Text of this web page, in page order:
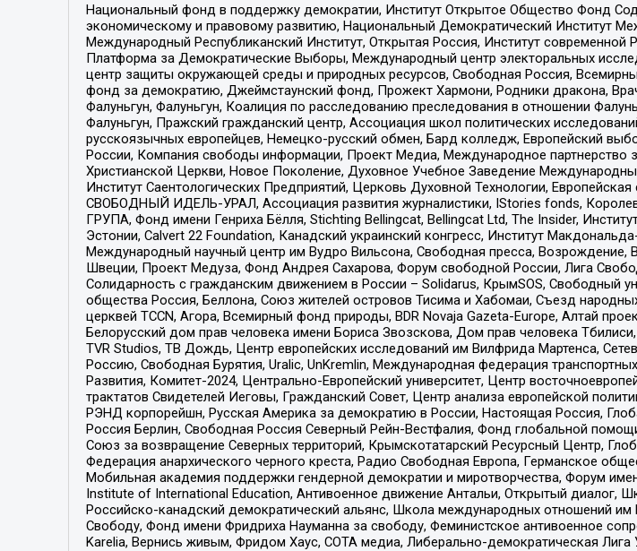
Национальный фонд в поддержку демократии, Институт Открытое Общество Фонд
экономическому и правовому развитию, Национальный Демократический Институт
Международный Республиканский Институт, Открытая Россия, Институт
Платформа за Демократические Выборы, Международный центр электоральных
центр защиты окружающей среды и природных ресурсов, Свободная Россия,
фонд за демократию, Джеймстаунский фонд, Прожект Хармони, Родники дракона,
Фалуньгун, Фалуньгун, Коалиция по расследованию преследования в отношении
Фалуньгун, Пражский гражданский центр, Ассоциация школ политических
русскоязычных европейцев, Немецко-русский обмен, Бард колледж, Европейский
России, Компания свободы информации, Проект Медиа, Международное партнерство
Христианской Церкви, Новое Поколение, Духовное Учебное Заведение
Институт Саентологических Предприятий, Церковь Духовной Технологии,
СВОБОДНЫЙ ИДЕЛЬ-УРАЛ, Ассоциация развития журналистики, IStories fonds,
ГРУПА, Фонд имени Генриха Бёлля, Stichting Bellingcat, Bellingcat Ltd, The Insider,
Эстонии, Calvert 22 Foundation, Канадский украинский конгресс, Институт
Международный научный центр им Вудро Вильсона, Свободная пресса, Возрождение,
Швеции, Проект Медуза, Фонд Андрея Сахарова, Форум свободной России, Лига
Солидарность с гражданским движением в России – Solidarus, КрымSOS, Свободный
общества Россия, Беллона, Союз жителей островов Тисима и Хабомаи, Съезд
церквей TCCN, Агора, Всемирный фонд природы, BDR Novaja Gazeta-Europe, Алтай
Белорусский дом прав человека имени Бориса Звозскова, Дом прав человека
TVR Studios, ТВ Дождь, Центр европейских исследований им Вилфрида Мартенса,
Россию, Свободная Бурятия, Uralic, UnKremlin, Международная федерация
Развития, Комитет-2024, Центрально-Европейский университет, Центр
трактатов Свидетелей Иеговы, Гражданский Совет, Центр анализа европейской
РЭНД корпорейшн, Русская Америка за демократию в России, Настоящая Россия,
Россия Берлин, Свободная Россия Северный Рейн-Вестфалия, Фонд глобальной
Союз за возвращение Северных территорий, Крымскотатарский Ресурсный Центр,
Федерация анархического черного креста, Радио Свободная Европа, Германское
Мобильная академия поддержки гендерной демократии и миротворчества, Форум
Institute of International Education, Антивоенное движение Антальи, Открытый диалог,
Российско-канадский демократический альянс, Школа международных отношений
Свободу, Фонд имени Фридриха Науманна за свободу, Феминистское антивоенное
Karelia, Вернись живым, Фридом Хаус, СОТА медиа, Либерально-демократическая Лига